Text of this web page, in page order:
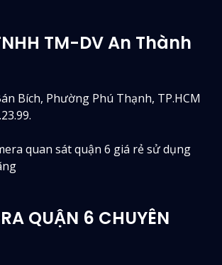
TM-DV An Thành
Bích, Phường Phú Thạnh, TP.HCM
quan sát quận 6 giá rẻ sử dụng
QUẬN 6 CHUYÊN